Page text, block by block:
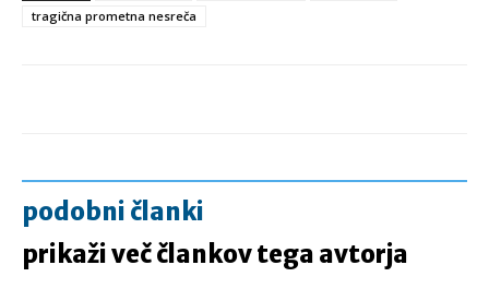
tragična prometna nesreča
podobni članki
prikaži več člankov tega avtorja